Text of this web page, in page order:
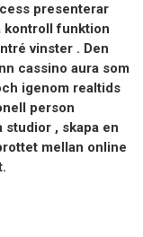
presenterar
kontroll funktion
vinster . Den
cassino aura som
igenom realtids
person
, skapa en
mellan online